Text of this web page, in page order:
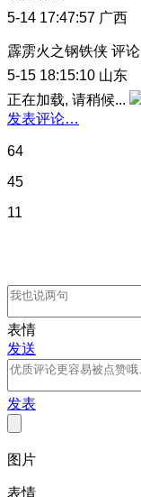
5-14 17:47:57 广西
霹雳火之钢铁侠 评论
5-15 18:15:10 山东
正在加载, 请稍候...
发表评论…
64
45
11
表情
发送
发表
图片
表情